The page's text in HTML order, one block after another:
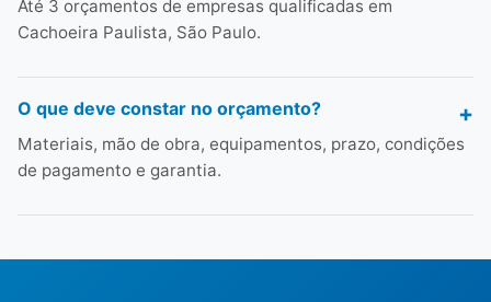
Até 3 orçamentos de empresas qualificadas em
Cachoeira Paulista, São Paulo.
O que deve constar no orçamento?
Materiais, mão de obra, equipamentos, prazo, condições
de pagamento e garantia.